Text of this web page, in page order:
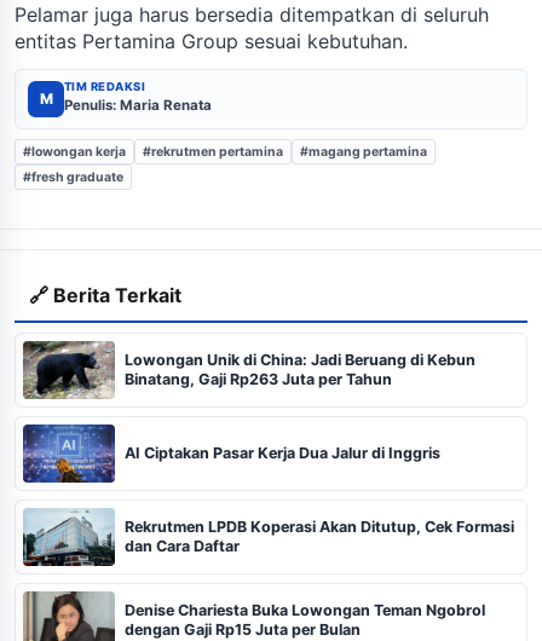
Pelamar juga harus bersedia ditempatkan di seluruh
entitas Pertamina Group sesuai kebutuhan.
M
TIM REDAKSI
Penulis: Maria Renata
#lowongan kerja #rekrutmen pertamina
#magang pertamina
#fresh graduate
🔗 Berita Terkait
Lowongan Unik di China: Jadi Beruang di Kebun
Binatang, Gaji Rp263 Juta per Tahun
AI Ciptakan Pasar Kerja Dua Jalur di Inggris
Rekrutmen LPDB Koperasi Akan Ditutup, Cek Formasi
dan Cara Daftar
Denise Chariesta Buka Lowongan Teman Ngobrol
dengan Gaji Rp15 Juta per Bulan